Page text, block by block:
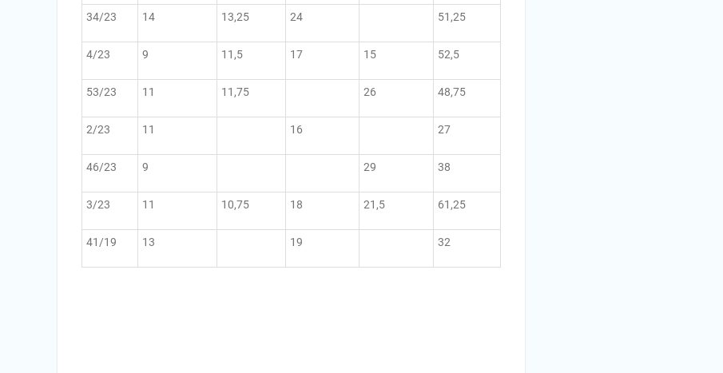
34/23 14 13,25 24 51,25
4/23 9 11,5 17 15 52,5
53/23 11 11,75 26 48,75
2/23 11 16 27
46/23 9 29 38
3/23 11 10,75 18 21,5 61,25
41/19 13 19 32